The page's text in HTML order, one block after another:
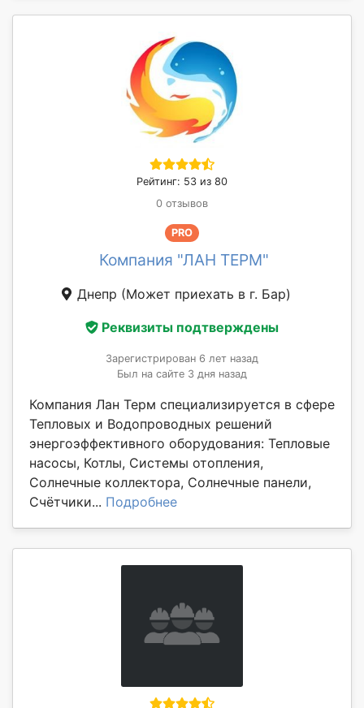
Рейтинг: 53 из 80
0 отзывов
PRO
Компания "ЛАН ТЕРМ"
Днепр (Может приехать в г. Бар)
Реквизиты подтверждены
Зарегистрирован 6 лет назад
Был на сайте 3 дня назад
Компания Лан Терм специализируется в сфере
Тепловых и Водопроводных решений
энергоэффективного оборудования: Тепловые
насосы, Котлы, Системы отопления,
Солнечные коллектора, Солнечные панели,
Счётчики... Подробнее